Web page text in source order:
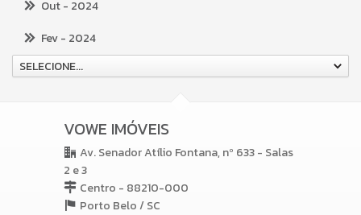
Out- 2024
Fev- 2024
SELECIONE...
VOWE IMÓVEIS
Av. Senador Atílio Fontana, nº 633 - Salas
2 e 3
Centro - 88210-000
Porto Belo /SC